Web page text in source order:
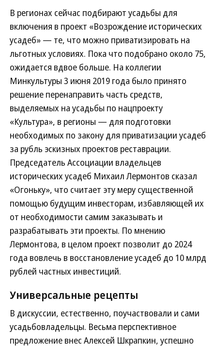
В регионах сейчас подбирают усадьбы для
включения в проект «Возрождение исторических
усадеб» — те, что можно приватизировать на
льготных условиях. Пока что подобрано около 75,
ожидается вдвое больше. На коллегии
Минкультуры 3 июня 2019 года было принято
решение перенаправить часть средств,
выделяемых на усадьбы по нацпроекту
«Культура», в регионы — для подготовки
необходимых по закону для приватизации усадеб
за рубль эскизных проектов реставрации.
Председатель Ассоциации владельцев
исторических усадеб Михаил Лермонтов сказал
«Огоньку», что считает эту меру существенной
помощью будущим инвесторам, избавляющей их
от необходимости самим заказывать и
разрабатывать эти проекты. По мнению
Лермонтова, в целом проект позволит до 2024
года вовлечь в восстановление усадеб до 10 млрд
рублей частных инвестиций.
Универсальные рецепты
В дискуссии, естественно, поучаствовали и сами
усадьбовладельцы. Весьма перспективное
предложение внес Алексей Шкрапкин, успешно